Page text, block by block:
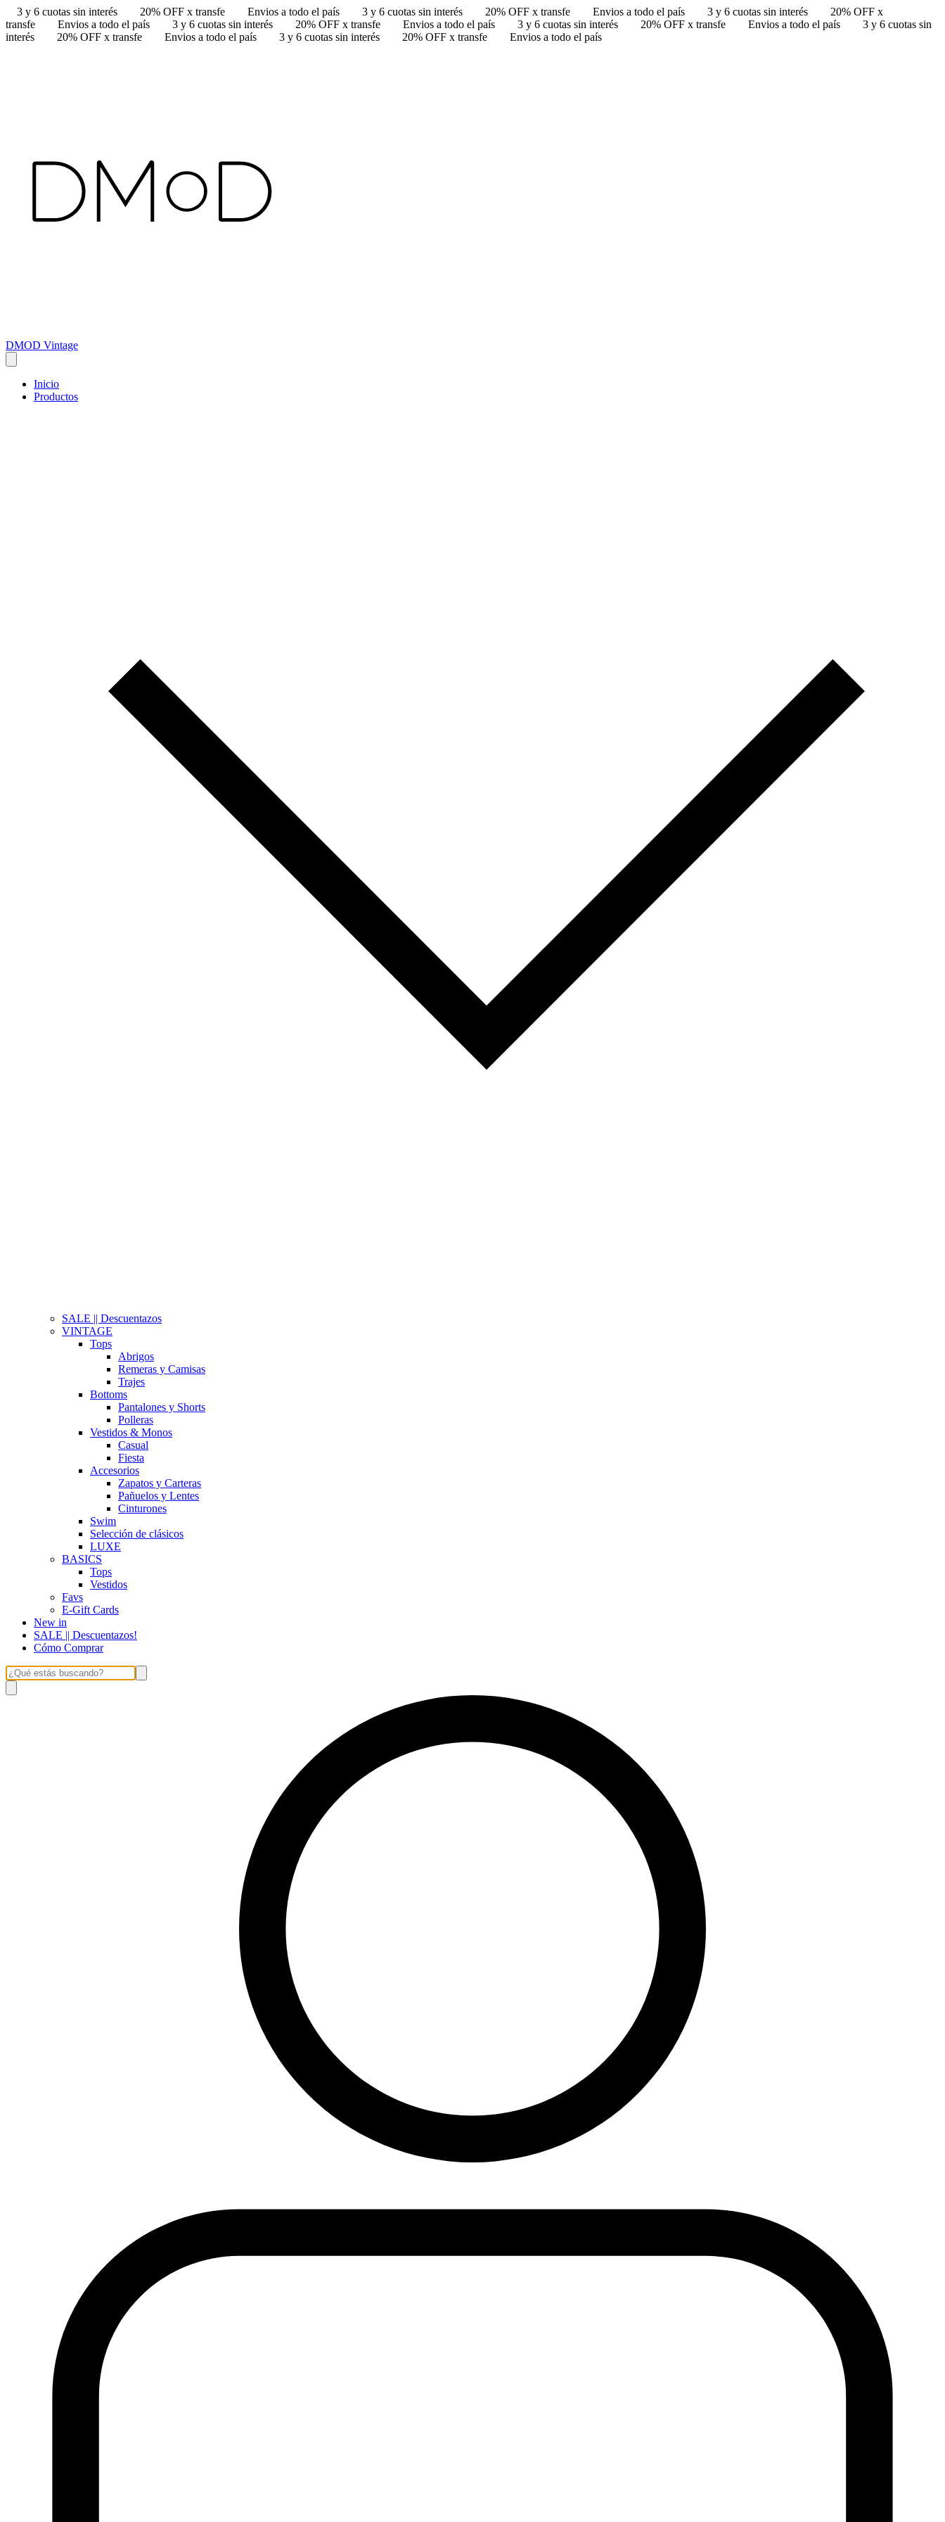
3 y 6 cuotas sin interés 20% OFF x transfe Envios a todo el país 3 y 6 cuotas sin interés 20% OFF x transfe Envios a todo el país 3 y 6 cuotas sin interés
20% OFF x
transfe
Envios a todo el país 3 y 6 cuotas sin interés 20% OFF x transfe Envios a todo el país 3 y 6 cuotas sin interés 20% OFF x transfe Envios a todo el país
3 y 6 cuotas sin
interés
20% OFF x transfe Envios a todo el país 3 y 6 cuotas sin interés 20% OFF x transfe Envios a todo el país
DMOD Vintage
Inicio
Productos
SALE || Descuentazos
VINTAGE
Tops
Abrigos
Remeras y Camisas
Trajes
Bottoms
Pantalones y Shorts
Polleras
Vestidos & Monos
Casual
Fiesta
Accesorios
Zapatos y Carteras
Pañuelos y Lentes
Cinturones
Swim
Selección de clásicos
LUXE
BASICS
Tops
Vestidos
Favs
E-Gift Cards
New in
SALE || Descuentazos!
Cómo Comprar